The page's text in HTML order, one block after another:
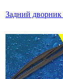
Задний